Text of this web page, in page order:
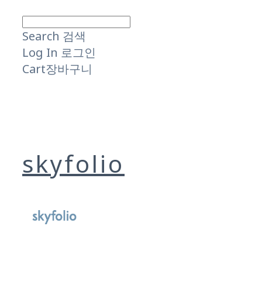
Search 검색
Log In 로그인
Cart장바구니
skyfolio